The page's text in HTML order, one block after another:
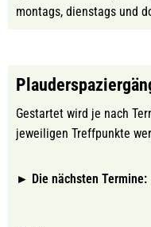
montags, dienstags und
Gestartet wird je nach
jeweiligen Treffpunkte
► Die nächsten Termine: